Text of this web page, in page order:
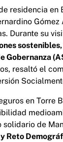
residencia
Durante su
Gobernanza
resaltó el
en Torre
de
Reto